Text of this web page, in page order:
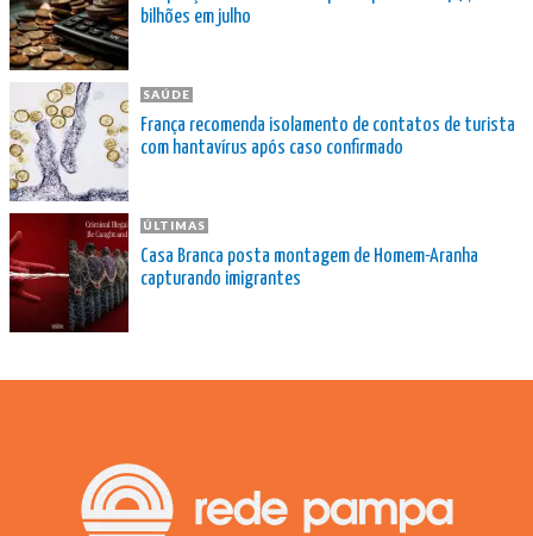
bilhões em julho
SAÚDE
França recomenda isolamento de contatos de turista
com hantavírus após caso confirmado
ÚLTIMAS
Casa Branca posta montagem de Homem-Aranha
capturando imigrantes